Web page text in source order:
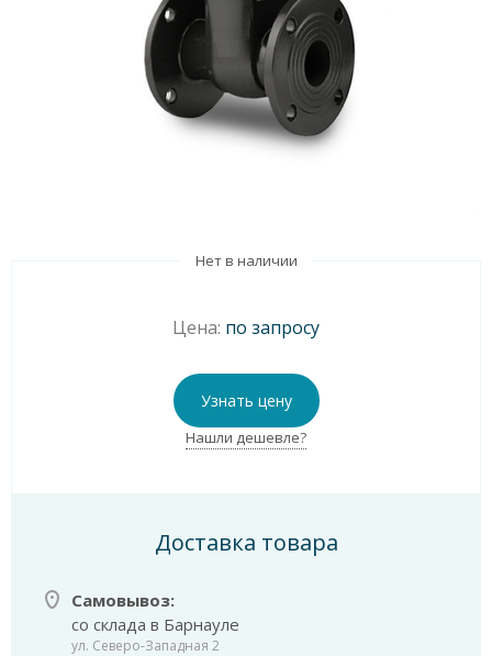
Нет в наличии
Цена: по запросу
Узнать цену
Нашли дешевле?
Доставка товара
Самовывоз:
со склада в Барнауле
ул. Северо-Западная 2